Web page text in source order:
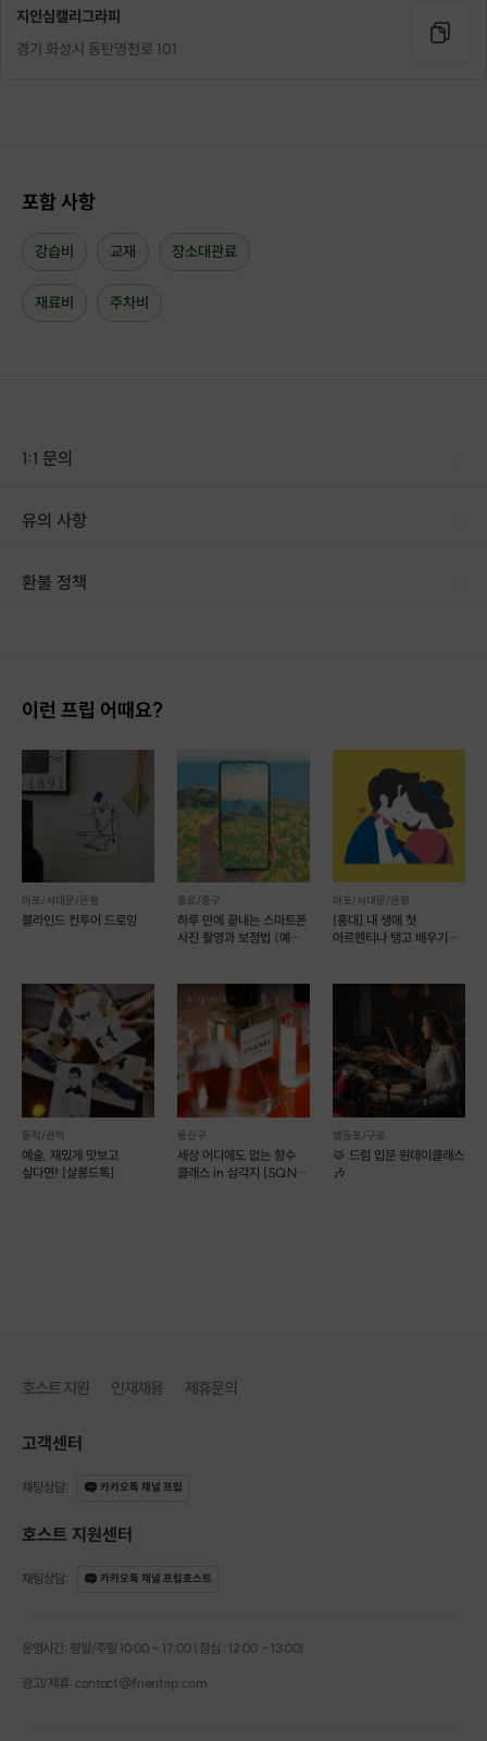
처음 시작하시는 분들을 위해
쉽게 디자인 할 수 있는
4. 자음/모음으로 알아보는
캘리그라피 디자인의 첫 단계
자음간의 디자인 조합, 응용 방법 등을
알려드리고,
지인심에서 제작한 자음 캘리그라피
컬러링 도안을 따라서 써봅니다.
두 번째로 모음 캘리그라피 디자인도
자음과 같은 과정으로
디자인 방법을 알아보고 컬러링을 해봅니다
지인심캘리그라피
경기 화성시 동탄영천로 101
포함 사항
강습비 교재 장소대관료
재료비 주차비
1:1 문의
유의 사항
환불 정책
이런 프립 어때요?
마포/서대문/은평
블라인드 컨투어 드로잉
종로/중구
하루 만에 끝내는 스마트폰
사진 촬영과 보정법 (예약
마포/서대문/은평
[홍대] 내 생애 첫
아르헨티나 탱고 배우기
동작/관악
예술, 재밌게 맛보고
싶다면! [살롱드톡]
용산구
세상 어디에도 없는 향수
클래스 in 삼각지 [SQNC
영등포/구로
🥁 드럼 입문 원데이클래스
🎶
호스트 지원 인재채용 제휴문의
고객센터
채팅상담: 카카오톡 채널 프립
호스트 지원센터
채팅상담: 카카오톡 채널 프립호스트
운영시간: 평일/주말 10:00 - 17:00 (점심 : 12:00 - 13:00)
광고/제휴: contact@frientrip.com